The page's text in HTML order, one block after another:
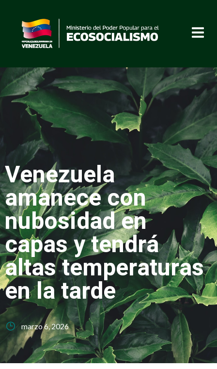
Venezuela
amanece con
nubosidad en
capas y tendrá
altas temperaturas
en la tarde
marzo 6, 2026